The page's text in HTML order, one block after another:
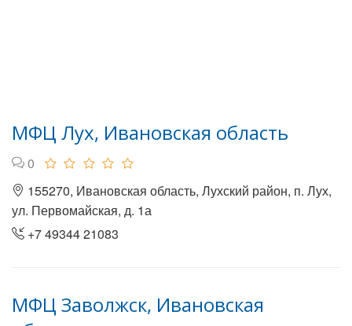
МФЦ Лух, Ивановская область
0
155270, Ивановская область, Лухский район, п. Лух,
ул. Первомайская, д. 1а
+7 49344 21083
МФЦ Заволжск, Ивановская